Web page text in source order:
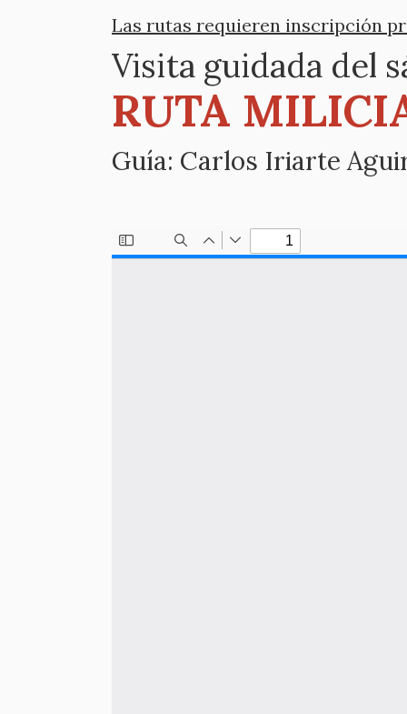
Las rutas requieren inscripción
Visita guidada del
RUTA
Guía: Carlos Iriarte